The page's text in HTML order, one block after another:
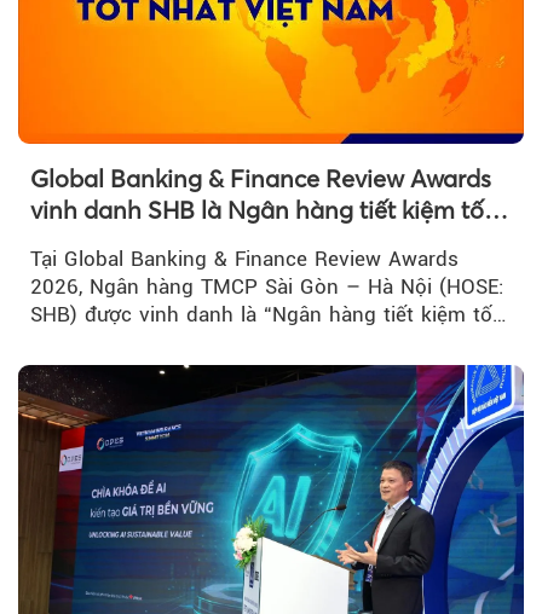
Global Banking & Finance Review Awards
vinh danh SHB là Ngân hàng tiết kiệm tốt
Tại Global Banking & Finance Review Awards
2026, Ngân hàng TMCP Sài Gòn – Hà Nội (HOSE:
SHB) được vinh danh là “Ngân hàng tiết kiệm tốt